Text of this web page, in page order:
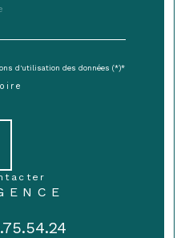
d'utilisation des données (*)*